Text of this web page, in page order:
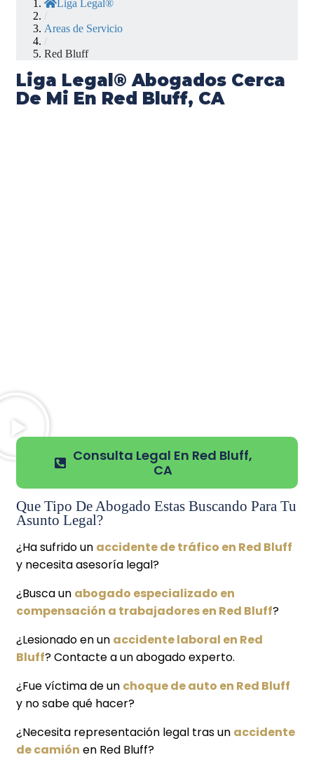
Liga Legal®
/
Areas de Servicio
/
Red Bluff
Liga Legal® Abogados Cerca
De Mi En Red Bluff, CA
Consulta Legal En Red Bluff,
CA
Que Tipo De Abogado Estas Buscando Para Tu
Asunto Legal?
¿Ha sufrido un accidente de tráfico en Red Bluff
y necesita asesoría legal?
¿Busca un abogado especializado en
compensación a trabajadores en Red Bluff?
¿Lesionado en un accidente laboral en Red
Bluff? Contacte a un abogado experto.
¿Fue víctima de un choque de auto en Red Bluff
y no sabe qué hacer?
¿Necesita representación legal tras un accidente
de camión en Red Bluff?